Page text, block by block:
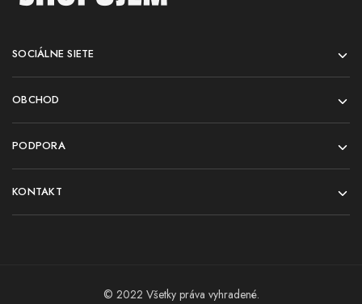
SOCIÁLNE SIETE
OBCHOD
PODPORA
KONTAKT
© 2022 Všetky práva vyhradené.